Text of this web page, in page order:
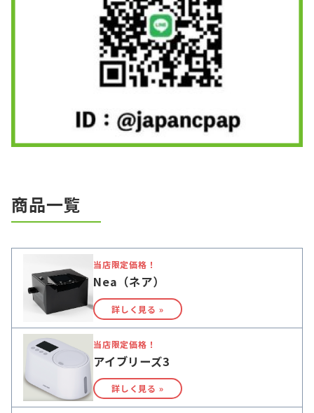
商品一覧
当店限定価格！
Nea（ネア）
詳しく見る »
当店限定価格！
アイブリーズ3
詳しく見る »